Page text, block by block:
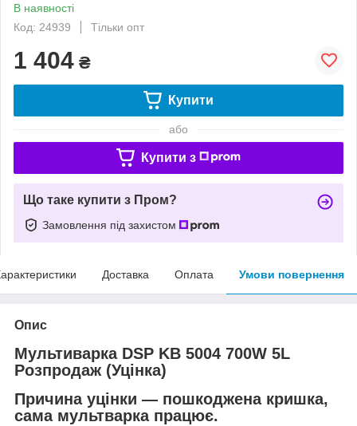
В наявності
Код: 24939
Тільки опт
1 404 ₴
Купити
або
Купити з
Що таке купити з Пром?
Замовлення під захистом
Доставка Оплата Умови повернення
Опис
Мультиварка DSP KB 5004 700W 5L
Розпродаж (Уцінка)
Причина уцінки — пошкоджена кришка,
сама мультварка працює.